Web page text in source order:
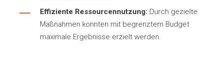
Effiziente Ressourcennutzung: Durch gezielte
Maßnahmen konnten mit begrenztem Budget
maximale Ergebnisse erzielt werden.